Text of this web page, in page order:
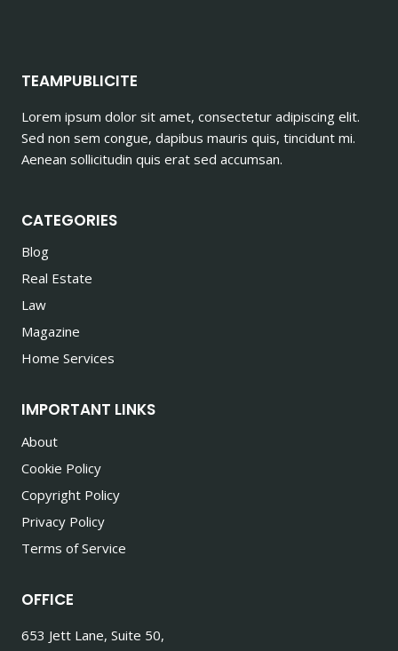
TEAMPUBLICITE
Lorem ipsum dolor sit amet, consectetur adipiscing elit.
Sed non sem congue, dapibus mauris quis, tincidunt mi.
Aenean sollicitudin quis erat sed accumsan.
CATEGORIES
Blog
Real Estate
Law
Magazine
Home Services
IMPORTANT LINKS
About
Cookie Policy
Copyright Policy
Privacy Policy
Terms of Service
OFFICE
653 Jett Lane, Suite 50,